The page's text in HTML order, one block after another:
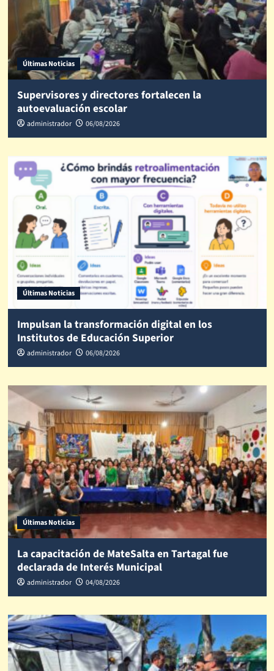
Últimas Noticias
Supervisores y directores fortalecen la
autoevaluación escolar
administrador 06/08/2026
Últimas Noticias
Impulsan la transformación digital en los
Institutos de Educación Superior
administrador 06/08/2026
Últimas Noticias
La capacitación de MateSalta en Tartagal fue
declarada de Interés Municipal
administrador 04/08/2026